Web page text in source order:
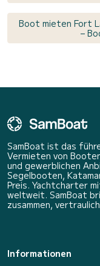
Boot mieten Fort
–
SamBoat ist das
Vermieten von
und gewerblichen
Segelbooten,
Preis. Yachtcharter
weltweit. SamBoat
zusammen,
Informationen